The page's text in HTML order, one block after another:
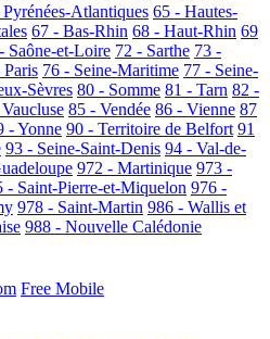
Atlantiques 65 - Hautes-
67 - Bas-Rhin 68 - Haut-Rhin 69
Saône-et-Loire 72 - Sarthe 73 -
Paris 76 - Seine-Maritime 77 - Seine-
Sèvres 80 - Somme 81 - Tarn 82 -
85 - Vendée 86 - Vienne 87
- Yonne 90 - Territoire de Belfort 91
93 - Seine-Saint-Denis 94 - Val-de-
972 - Martinique 973 -
- Saint-Pierre-et-Miquelon 976 -
978 - Saint-Martin 986 - Wallis et
988 - Nouvelle Calédonie
Free Mobile